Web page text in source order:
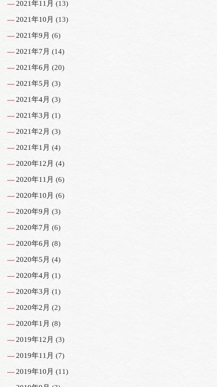
2021年11月 (13)
2021年10月 (13)
2021年9月 (6)
2021年7月 (14)
2021年6月 (20)
2021年5月 (3)
2021年4月 (3)
2021年3月 (1)
2021年2月 (3)
2021年1月 (4)
2020年12月 (4)
2020年11月 (6)
2020年10月 (6)
2020年9月 (3)
2020年7月 (6)
2020年6月 (8)
2020年5月 (4)
2020年4月 (1)
2020年3月 (1)
2020年2月 (2)
2020年1月 (8)
2019年12月 (3)
2019年11月 (7)
2019年10月 (11)